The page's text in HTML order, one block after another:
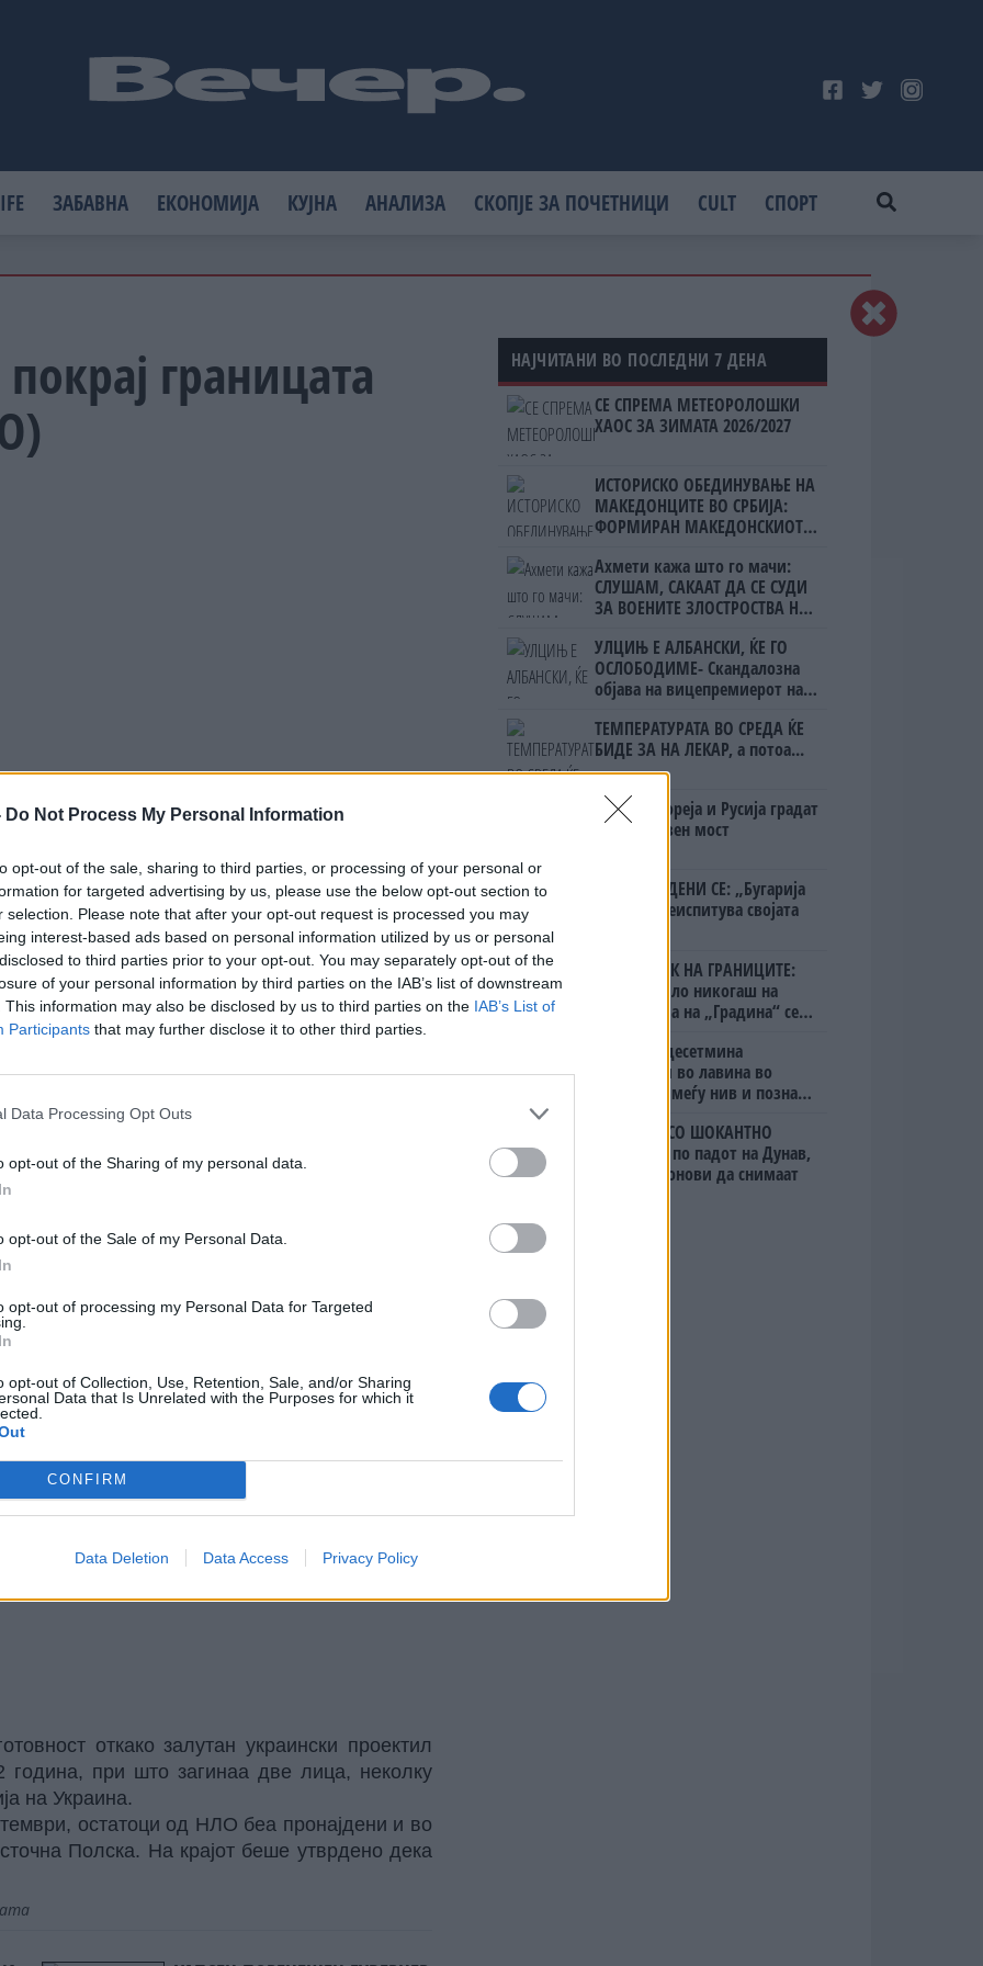
Do Not Process My Personal Information
opt-out of the sale, sharing to third parties, or processing of your personal or
for targeted advertising by us, please use the below opt-out section to
selection. Please note that after your opt-out request is processed you may
interest-based ads based on personal information utilized by us or personal
to third parties prior to your opt-out. You may separately opt-out of the
of your personal information by third parties on the IAB’s list of downstream
This information may also be disclosed by us to third parties on the IAB’s List of
Participants that may further disclose it to other third parties.
Data Processing Opt Outs
opt-out of the Sharing of my personal data.
opt-out of the Sale of my Personal Data.
opt-out of processing my Personal Data for Targeted
opt-out of Collection, Use, Retention, Sale, and/or Sharing
Data that Is Unrelated with the Purposes for which it
CONFIRM
Data Deletion Data Access Privacy Policy
ЗАБАВНА ЕКОНОМИЈА КУЈНА АНАЛИЗА СКОПЈЕ ЗА ПОЧЕТНИЦИ CULT СПОРТ
границата
синоќа била известена дека граничарите
летачки објект во близина на граничниот
местото каде што се пронајдени
не е повреден во инцидентот.
откако залутан украински проектил
при што загинаа две лица, неколку
на Украина.
остатоци од НЛО беа пронајдени и во
Полска. На крајот беше утврдено дека
НАЈЧИТАНИ ВО ПОСЛЕДНИ 7 ДЕНА
СЕ СПРЕМА МЕТЕОРОЛОШКИ
ХАОС ЗА ЗИМАТА 2026/2027
ИСТОРИСКО ОБЕДИНУВАЊЕ НА
МАКЕДОНЦИТЕ ВО СРБИЈА:
ФОРМИРАН МАКЕДОНСКИОТ
Ахмети кажа што го мачи:
СЛУШАМ, САКААТ ДА СЕ СУДИ
ЗА ВОЕНИТЕ ЗЛОСТРОСТВА НА
УЛЦИЊ Е АЛБАНСКИ, ЌЕ ГО
ОСЛОБОДИМЕ- Скандалозна
објава на вицепремиерот на
ТЕМПЕРАТУРАТА ВО СРЕДА ЌЕ
БИДЕ ЗА НА ЛЕКАР, а потоа...
Северна Кореја и Русија градат
мистериозен мост
ПРЕДУПРЕДЕНИ СЕ: „Бугарија
итно ја преиспитува својата
БЕЛ ШТРАЈК НА ГРАНИЦИТЕ:
Вака не било никогаш на
„Евзони“, а на „Градина“ се
Исчезнаа десетмина
алпинисти во лавина во
Пакистан- меѓу нив и познат
БУГАРИТЕ СО ШОКАНТНО
ОТКРИТИЕ по падот на Дунав,
кренаа дронови да снимаат